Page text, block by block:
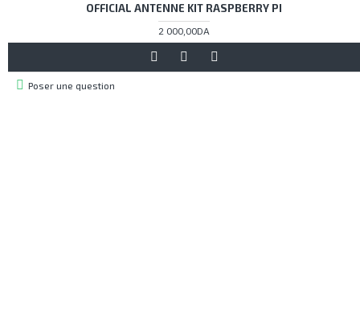
OFFICIAL ANTENNE KIT RASPBERRY PI
2 000,00DA
Poser une question